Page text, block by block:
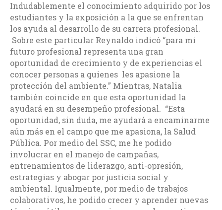
Indudablemente el conocimiento adquirido por los
estudiantes y la exposición a la que se enfrentan
los ayuda al desarrollo de su carrera profesional.
Sobre este particular Reynaldo indicó “para mi
futuro profesional representa una gran
oportunidad de crecimiento y de experiencias el
conocer personas a quienes les apasione la
protección del ambiente.” Mientras, Natalia
también coincide en que esta oportunidad la
ayudará en su desempeño profesional. “Esta
oportunidad, sin duda, me ayudará a encaminarme
aún más en el campo que me apasiona, la Salud
Pública. Por medio del SSC, me he podido
involucrar en el manejo de campañas,
entrenamientos de liderazgo, anti-opresión,
estrategias y abogar por justicia social y
ambiental. Igualmente, por medio de trabajos
colaborativos, he podido crecer y aprender nuevas